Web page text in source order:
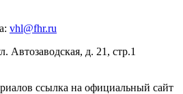
vhl@fhr.ru
Автозаводская, д. 21, стр.1
ссылка на официальный сайт